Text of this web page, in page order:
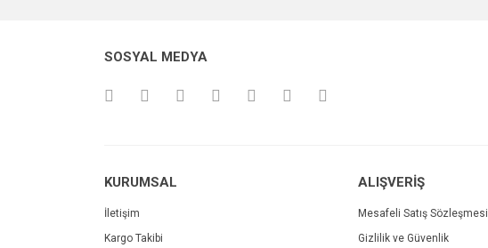
SOSYAL MEDYA
KURUMSAL
İletişim
Kargo Takibi
ALIŞVERİŞ
Mesafeli Satış Sözleşmesi
Gizlilik ve Güvenlik